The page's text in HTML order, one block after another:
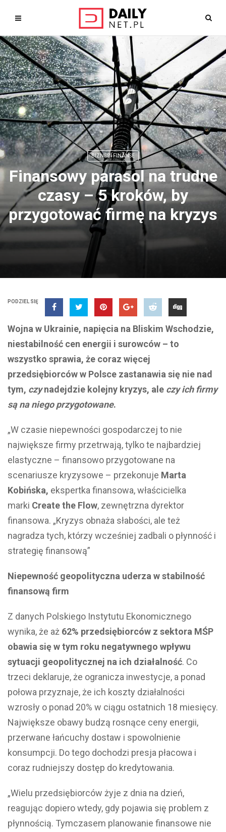
BIZNES I FINANSE
Finansowy parasol na trudne
czasy – 5 kroków, by
przygotować firmę na kryzys
PODZIEL SIĘ
Wojna w Ukrainie, napięcia na Bliskim Wschodzie,
niestabilność cen energii i surowców – to
wszystko sprawia, że coraz więcej
przedsiębiorców w Polsce zastanawia się nie nad
tym, czynadejdzie kolejny kryzys, ale czy ich firmy
są na niego przygotowane.
„W czasie niepewności gospodarczej to nie
największe firmy przetrwają, tylko te najbardziej
elastyczne – finansowo przygotowane na
scenariusze kryzysowe – przekonuje Marta
Kobińska, ekspertka finansowa, właścicielka
marki Create the Flow, zewnętrzna dyrektor
finansowa. „Kryzys obnaża słabości, ale też
nagradza tych, którzy wcześniej zadbali o płynność i
strategię finansową”
Niepewność geopolityczna uderza w stabilność
finansową firm
Z danych Polskiego Instytutu Ekonomicznego
wynika, że aż 62% przedsiębiorców z sektora MŚP
obawia się w tym roku negatywnego wpływu
sytuacji geopolitycznej na ich działalność. Co
trzeci deklaruje, że ogranicza inwestycje, a ponad
połowa przyznaje, że ich koszty działalności
wzrosły o ponad 20% w ciągu ostatnich 18 miesięcy.
Największe obawy budzą rosnące ceny energii,
przerwane łańcuchy dostaw i spowolnienie
konsumpcji. Do tego dochodzi presja płacowa i
coraz rudniejszy dostęp do kredytowania.
„Wielu przedsiębiorców żyje z dnia na dzień,
reagując dopiero wtedy, gdy pojawia się problem z
płynnością. Tymczasem planowanie finansowe nie